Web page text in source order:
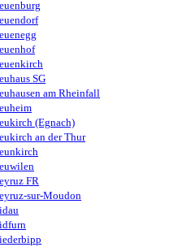
SG
am Rheinfall
(Egnach)
an der Thur
FR
sur-Moudon